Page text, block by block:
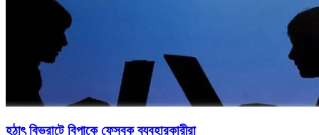
হঠাৎ বিভ্রাটে বিপাকে ফেসবুক ব্যবহারকারীরা